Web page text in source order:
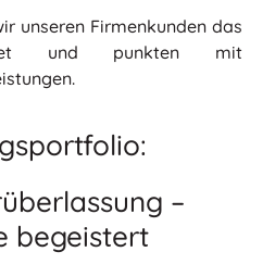
unseren Firmenkunden das
und punkten mit
–
begeistert